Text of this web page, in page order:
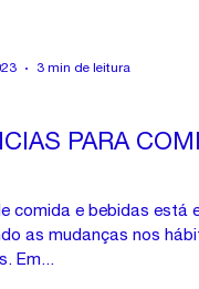
PARA
comida e bebidas está
as mudanças nos
Em...
3 min de leitura